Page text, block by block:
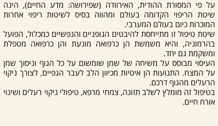
על פי המסורת ההודית, האירוודה (שפירושה: מדע החיים), הינה
שיטת הריפוי הקדומה בעולם ומהווה בסיס לשיטות ריפוי אחרות
המוכרות כיום בעולם המערבי.
שיטת טיפול זו מתייחסת להיבטים הגופניים והנפשיים כמכלול, הפועל
בהרמוניה, והיא משמשת הן כרפואה מונעת והן כרפואה מטפלת
ומשקמת גם יחד.
העיסוי מבוסס על משיחה של שמן שומשום על כל הגוף וניסוך שמן
על המצח. התנועות הן איטיות מכיוון הלב לעבר הגפיים, לצורך ניקוי
הרעלים מהגוף דרכם.
בטיפול זה מומלץ לשלב תזונה, צמחי מרפא, טיפולי ניקוי רעלים ושינוי
אורח חיים.